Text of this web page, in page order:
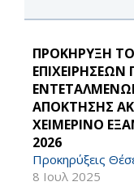
ΠΡΟΚΗΡΥΞΗ
ΑΠΟΚΤΗΣΗΣ
ΧΕΙΜΕΡΙΝΟ
2026
Προκηρύξεις
8 Ιουλ 2025